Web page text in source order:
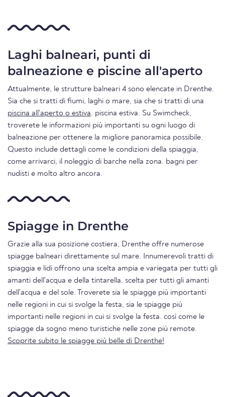
Laghi balneari, punti di
balneazione e piscine all'aperto
Attualmente, le strutture balneari 4 sono elencate in Drenthe.
Sia che si tratti di fiumi, laghi o mare, sia che si tratti di una
piscina all'aperto o estiva. piscina estiva. Su Swimcheck,
troverete le informazioni più importanti su ogni luogo di
balneazione per ottenere la migliore panoramica possibile.
Questo include dettagli come le condizioni della spiaggia,
come arrivarci, il noleggio di barche nella zona. bagni per
nudisti e molto altro ancora.
Spiagge in Drenthe
Grazie alla sua posizione costiera, Drenthe offre numerose
spiagge balneari direttamente sul mare. Innumerevoli tratti di
spiaggia e lidi offrono una scelta ampia e variegata per tutti gli
amanti dell'acqua e della tintarella. scelta per tutti gli amanti
dell'acqua e del sole. Troverete sia le spiagge più importanti
nelle regioni in cui si svolge la festa, sia le spiagge più
importanti nelle regioni in cui si svolge la festa. così come le
spiagge da sogno meno turistiche nelle zone più remote.
Scoprite subito le spiagge più belle di Drenthe!